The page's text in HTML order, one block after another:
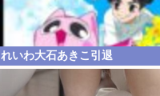
れいわ大石あきこ引退